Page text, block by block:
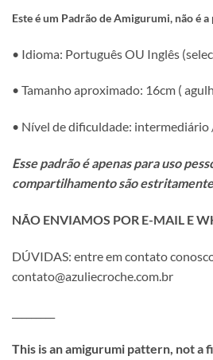
Este é um Padrão de Amigurumi, não é
• Idioma: Português OU Inglês
• Tamanho aproximado: 16cm (
• Nível de dificuldade: intermediário
Esse padrão é apenas para uso
compartilhamento são
NÃO ENVIAMOS POR E-MAIL E
DÚVIDAS: entre em contato
contato@azuliecroche.com.br
This is an amigurumi pattern, not a